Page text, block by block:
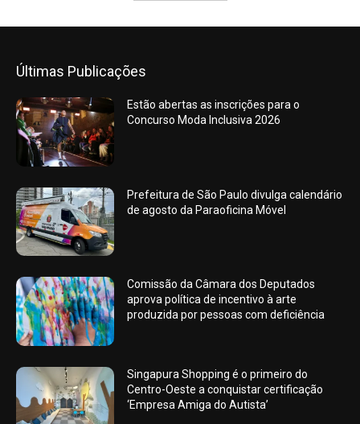
Últimas Publicações
Estão abertas as inscrições para o
Concurso Moda Inclusiva 2026
Prefeitura de São Paulo divulga calendário
de agosto da Paraoficina Móvel
Comissão da Câmara dos Deputados
aprova política de incentivo à arte
produzida por pessoas com deficiência
Singapura Shopping é o primeiro do
Centro-Oeste a conquistar certificação
‘Empresa Amiga do Autista’